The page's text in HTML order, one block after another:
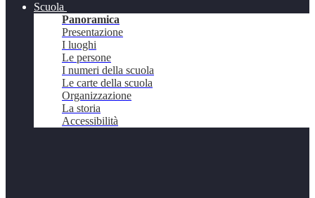
Scuola
Panoramica
Presentazione
I luoghi
Le persone
I numeri della scuola
Le carte della scuola
Organizzazione
La storia
Accessibilità